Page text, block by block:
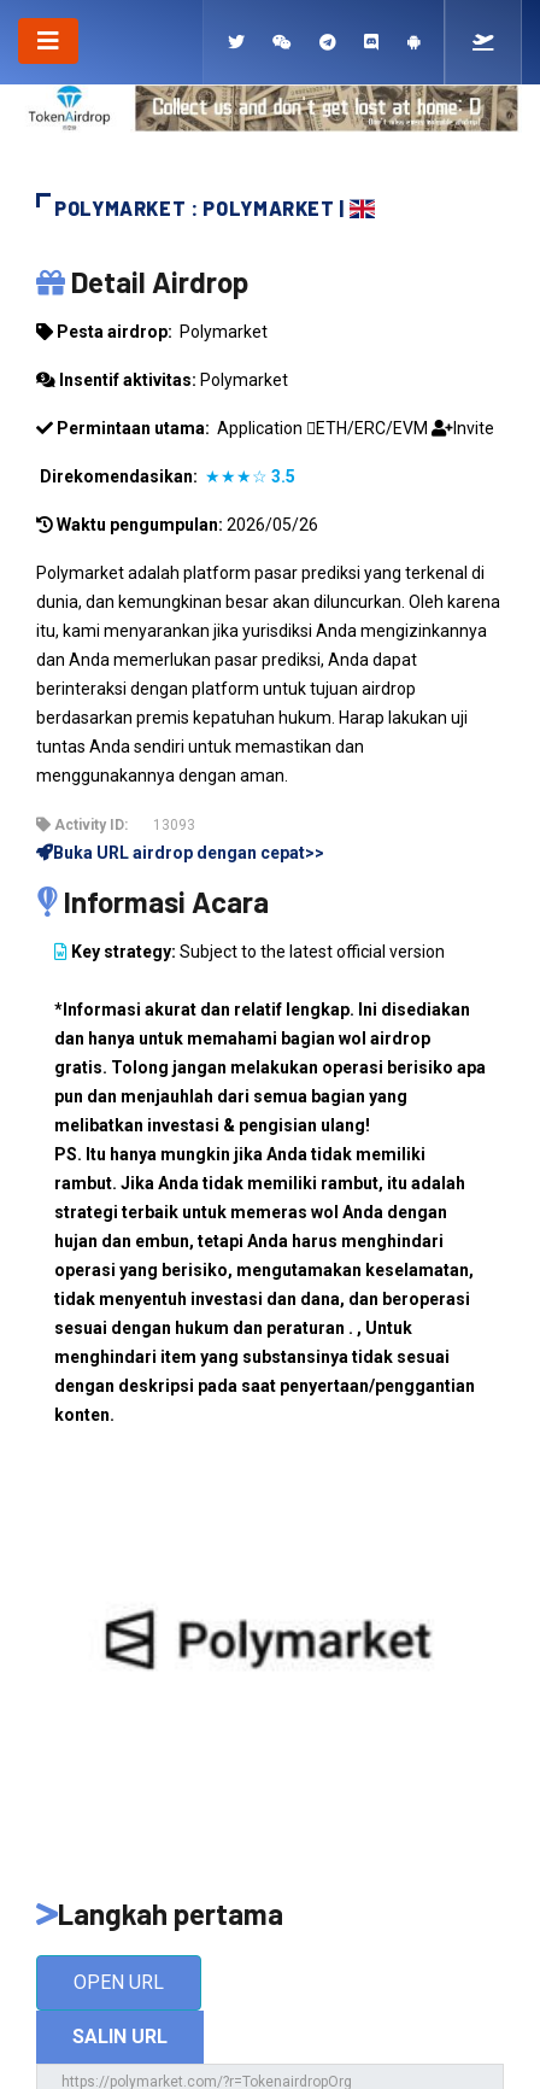
POLYMARKET : POLYMARKET |
POLYMARKET
Detail Airdrop
Pesta airdrop: Polymarket
Insentif aktivitas: Polymarket
Permintaan utama: Application ETH/ERC/EVM Invite
Direkomendasikan: ★★★☆ 3.5
Waktu pengumpulan: 2026/05/26
Polymarket adalah platform pasar prediksi yang terkenal di
dunia, dan kemungkinan besar akan diluncurkan. Oleh karena
itu, kami menyarankan jika yurisdiksi Anda mengizinkannya
dan Anda memerlukan pasar prediksi, Anda dapat
berinteraksi dengan platform untuk tujuan airdrop
berdasarkan premis kepatuhan hukum. Harap lakukan uji
tuntas Anda sendiri untuk memastikan dan
menggunakannya dengan aman.
Activity ID: 13093
Buka URL airdrop dengan cepat>>
Informasi Acara
Key strategy: Subject to the latest official version
*Informasi akurat dan relatif lengkap. Ini disediakan
dan hanya untuk memahami bagian wol airdrop
gratis. Tolong jangan melakukan operasi berisiko apa
pun dan menjauhlah dari semua bagian yang
melibatkan investasi & pengisian ulang!
PS. Itu hanya mungkin jika Anda tidak memiliki
rambut. Jika Anda tidak memiliki rambut, itu adalah
strategi terbaik untuk memeras wol Anda dengan
hujan dan embun, tetapi Anda harus menghindari
operasi yang berisiko, mengutamakan keselamatan,
tidak menyentuh investasi dan dana, dan beroperasi
sesuai dengan hukum dan peraturan . , Untuk
menghindari item yang substansinya tidak sesuai
dengan deskripsi pada saat penyertaan/penggantian
konten.
Langkah pertama
OPEN URL
SALIN URL